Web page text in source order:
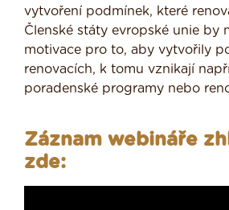
vytvoření podmínek, které
Členské státy evropské unie by
motivace pro to, aby vytvořily
renovacích, k tomu vznikají
poradenské programy nebo
Záznam webináře
zde: